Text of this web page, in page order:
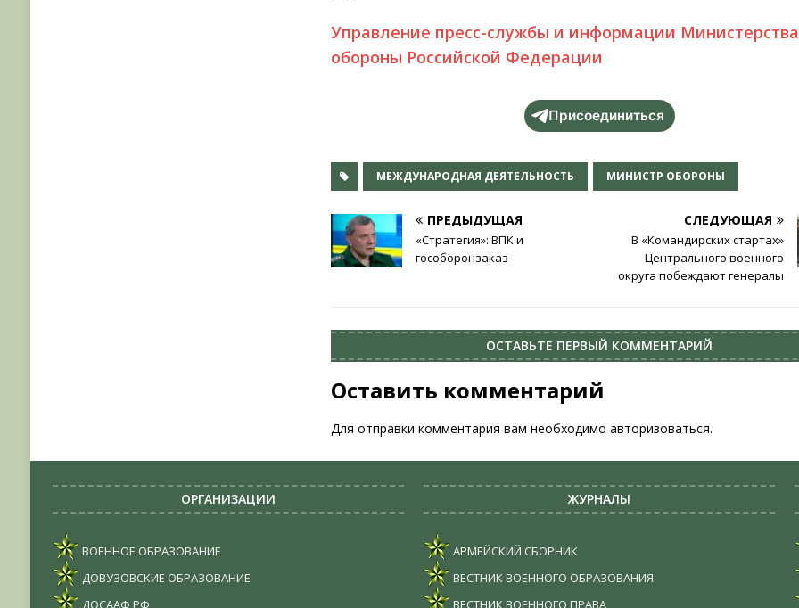
Управление пресс-службы и информации Министерства
обороны Российской Федерации
Присоединиться
МЕЖДУНАРОДНАЯ ДЕЯТЕЛЬНОСТЬ МИНИСТР ОБОРОНЫ
ПРЕДЫДУЩАЯ
«Стратегия»: ВПК и
гособоронзаказ
СЛЕДУЮЩАЯ
В «Командирских стартах»
Центрального военного
округа побеждают генералы
ОСТАВЬТЕ ПЕРВЫЙ КОММЕНТАРИЙ
Оставить комментарий
Для отправки комментария вам необходимоавторизоваться.
ОРГАНИЗАЦИИ
ВОЕННОЕ ОБРАЗОВАНИЕ
ДОВУЗОВСКИЕ ОБРАЗОВАНИЕ
ДОСААФ РФ
ЖУРНАЛЫ
АРМЕЙСКИЙ СБОРНИК
ВЕСТНИК ВОЕННОГО ОБРАЗОВАНИЯ
ВЕСТНИК ВОЕННОГО ПРАВА